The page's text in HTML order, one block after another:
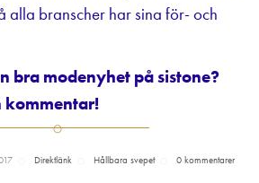
alla branscher har sina för- och
bra modenyhet på sistone?
kommentar!
Direktlänk Hållbara svepet 0 kommentarer